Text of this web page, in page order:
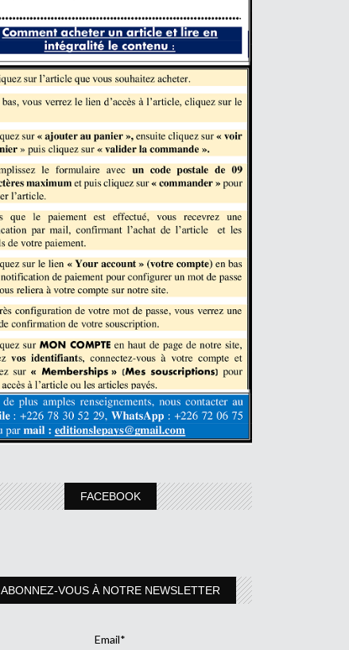
FACEBOOK
ABONNEZ-VOUS À NOTRE NEWSLETTER
Email*